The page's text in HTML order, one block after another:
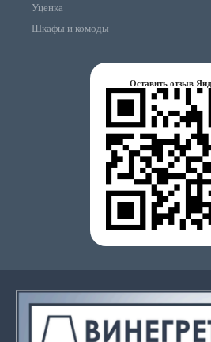
Уценка
Шкафы и комоды
Оставить отзыв